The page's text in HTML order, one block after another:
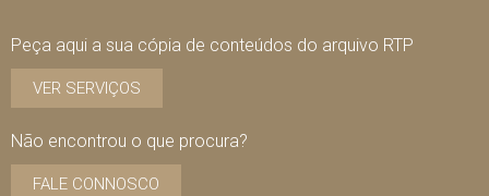
Peça aqui a sua cópia de conteúdos do arquivo RTP
VER SERVIÇOS
Não encontrou o que procura?
FALE CONNOSCO